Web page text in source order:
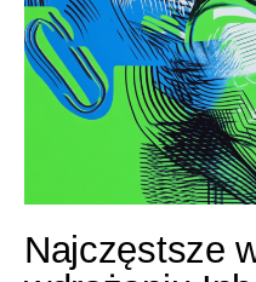
Najczęstsze